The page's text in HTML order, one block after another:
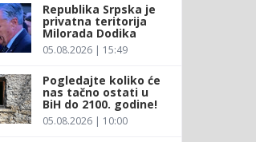
Republika Srpska je
privatna teritorija
Milorada Dodika
05.08.2026 | 15:49
Pogledajte koliko će
nas tačno ostati u
BiH do 2100. godine!
05.08.2026 | 10:00